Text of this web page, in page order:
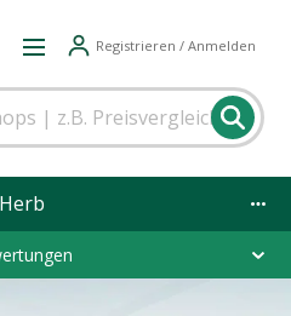
Registrieren / Anmelden